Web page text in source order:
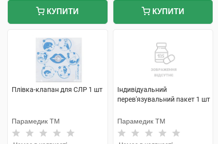
КУПИТИ КУПИТИ
Плівка-клапан для СЛР 1 шт
Парамедик ТМ
Індивідуальний
перев'язувальний пакет 1 шт
Парамедик ТМ